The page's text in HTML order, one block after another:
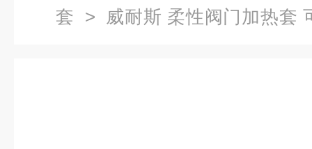
套 > 威耐斯 柔性阀门加热套